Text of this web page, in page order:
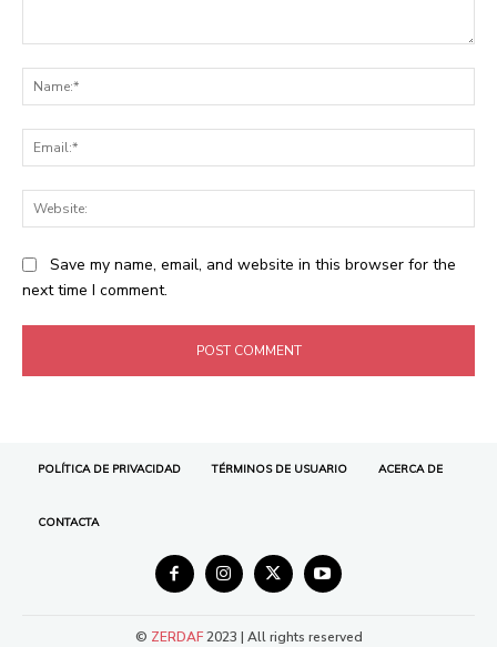
POLÍTICA DE PRIVACIDAD TÉRMINOS DE USUARIO ACERCA DE
CONTACTA
© ZERDAF2023 | All rights reserved